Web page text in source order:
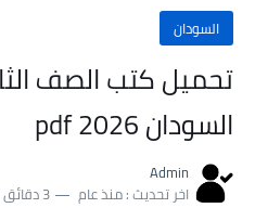
السودان
تحميل كتب الصف
السودان 2026 pdf
Admin
اخر تحديث :منذ عام 3 دقائق للقراءة